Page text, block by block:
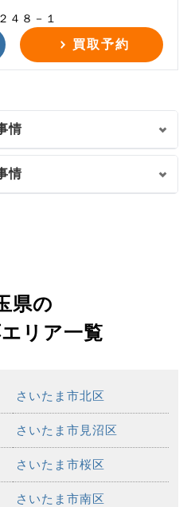
４８－１
買取予約
情
情
県の
リア一覧
さいたま市北区
さいたま市見沼区
さいたま市桜区
さいたま市南区